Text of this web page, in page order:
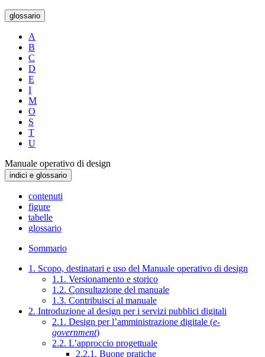
glossario
A
B
C
D
E
I
M
O
S
T
U
Manuale operativo di design
indici e glossario
contenuti
figure
tabelle
glossario
Sommario
1. Scopo, destinatari e uso del Manuale operativo di design
1.1. Versionamento e storico
1.2. Consultazione del manuale
1.3. Contribuisci al manuale
2. Introduzione al design per i servizi pubblici digitali
2.1. Design per l’amministrazione digitale (e-
government)
2.2. L’approccio progettuale
2.2.1. Buone pratiche